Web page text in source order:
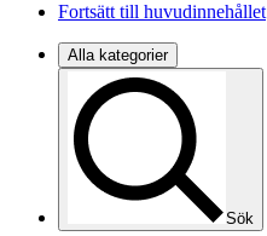
Fortsätt till huvudinnehållet
Alla kategorier
Sök